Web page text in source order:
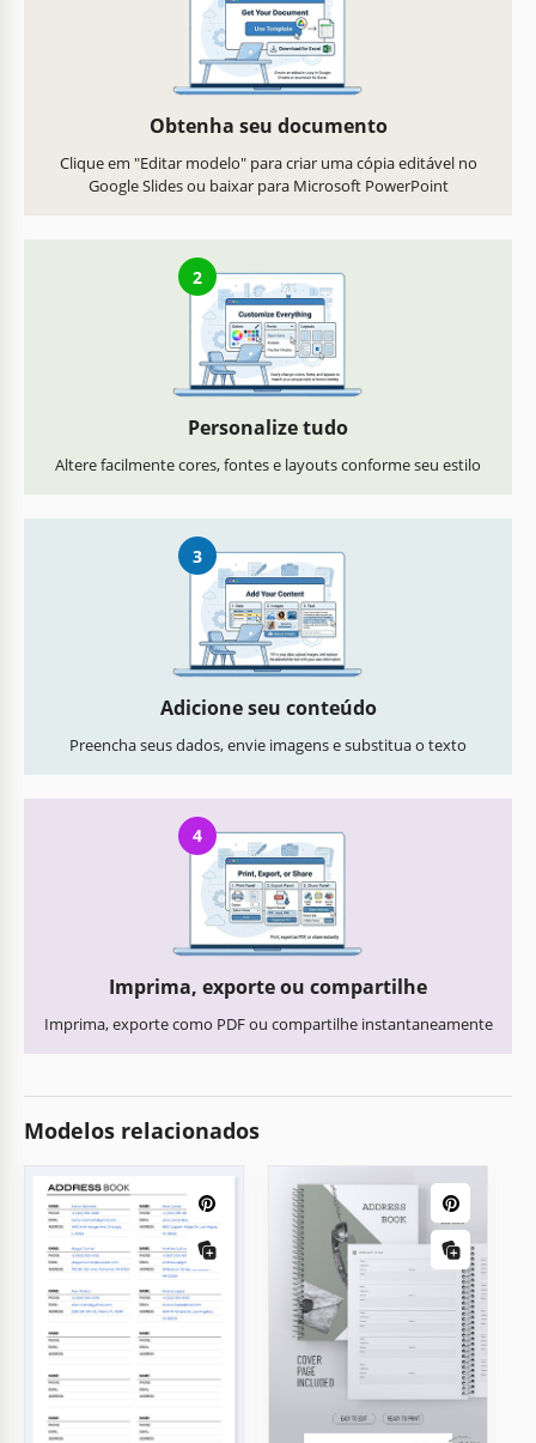
Obtenha seu documento
Clique em "Editar modelo" para criar uma cópia editável no
Google Slides ou baixar para Microsoft PowerPoint
2
Personalize tudo
Altere facilmente cores, fontes e layouts conforme seu estilo
3
Adicione seu conteúdo
Preencha seus dados, envie imagens e substitua o texto
4
Imprima, exporte ou compartilhe
Imprima, exporte como PDF ou compartilhe instantaneamente
Modelos relacionados